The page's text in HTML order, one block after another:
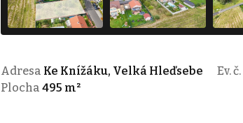
Adresa Ke Knížáku, Velká Hleďsebe Ev. č.
Plocha 495 m²